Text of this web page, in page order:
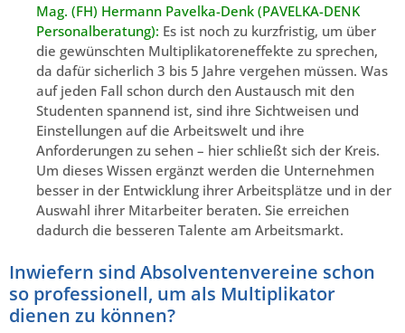
Mag. (FH) Hermann Pavelka-Denk (PAVELKA-DENK
Personalberatung): Es ist noch zu kurzfristig, um über
die gewünschten Multiplikatoreneffekte zu sprechen,
da dafür sicherlich 3 bis 5 Jahre vergehen müssen. Was
auf jeden Fall schon durch den Austausch mit den
Studenten spannend ist, sind ihre Sichtweisen und
Einstellungen auf die Arbeitswelt und ihre
Anforderungen zu sehen – hier schließt sich der Kreis.
Um dieses Wissen ergänzt werden die Unternehmen
besser in der Entwicklung ihrer Arbeitsplätze und in der
Auswahl ihrer Mitarbeiter beraten. Sie erreichen
dadurch die besseren Talente am Arbeitsmarkt.
Inwiefern sind Absolventenvereine schon
so professionell, um als Multiplikator
dienen zu können?